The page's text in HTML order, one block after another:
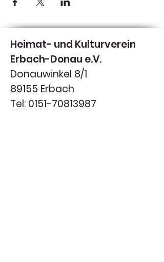
Heimat- und Kulturverein
Erbach-Donau e.V.
Donauwinkel 8/1
89155 Erbach
Tel: 0151-70813987